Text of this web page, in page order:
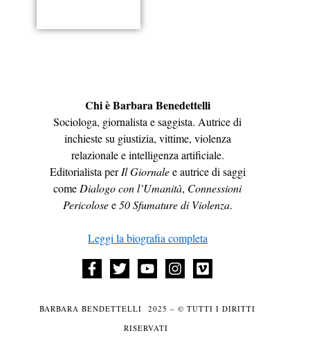
Chi è Barbara Benedettelli
Sociologa, giornalista e saggista. Autrice di
inchieste su giustizia, vittime, violenza
relazionale e intelligenza artificiale.
Editorialista perIl Giornalee autrice di saggi
come Dialogo con l’Umanità, Connessioni
Pericolosee50 Sfumature di Violenza.
Leggi la biografia completa
BARBARA BENDETTELLI 2025 – © TUTTI I DIRITTI
RISERVATI